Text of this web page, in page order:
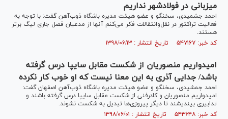
میزبانی در فولادشهر نداریم
احمد جشمیدی، سخنگو و عضو هیئت مدیره باشگاه ذوب‌آهن گفت: با توجه به
فعالیت تراکتور در نقل‌وانتقالات فکر می‌کنم آنها از مدعیان فصل جاری لیگ برتر
هستند.
کد خبر: ۵۴۷۱۶۷ تاریخ انتشار : ۱۳۹۸/۰۶/۱۳
امیدواریم منصوریان از شکست مقابل سایپا درس گرفته
باشد/ جدایی آذری به این معنا نیست که او خوب کار نکرده
احمد جمشیدی، سخنگو و عضو هیئت مدیره باشگاه ذوب‌آهن اصفهان گفت:
امیدواریم منصوریان و کادرفنی از شکست مقابل سایپا درس گرفته باشند و
تدابیری بیندیشند تا دیگر پیروزی‌ها تبدیل به شکست نشوند.
کد خبر: ۵۴۳۶۴۸ تاریخ انتشار : ۱۳۹۸/۰۶/۰۱